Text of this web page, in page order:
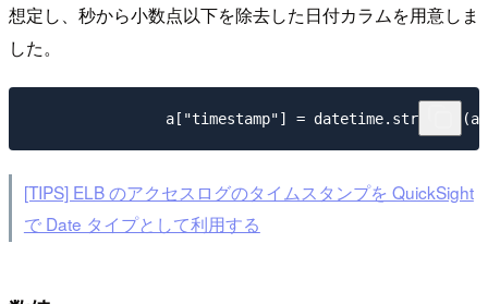
想定し、秒から小数点以下を除去した日付カラムを用意しま
した。
[TIPS] ELB のアクセスログのタイムスタンプを QuickSight
で Date タイプとして利用する